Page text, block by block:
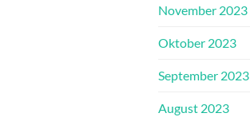
November 2023
Oktober 2023
September 2023
August 2023